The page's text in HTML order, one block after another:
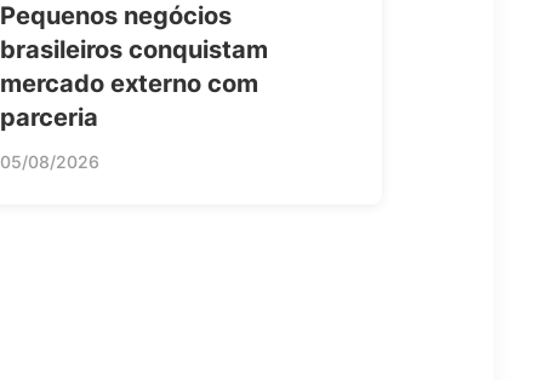
Pequenos negócios
brasileiros conquistam
mercado externo com
parceria
05/08/2026